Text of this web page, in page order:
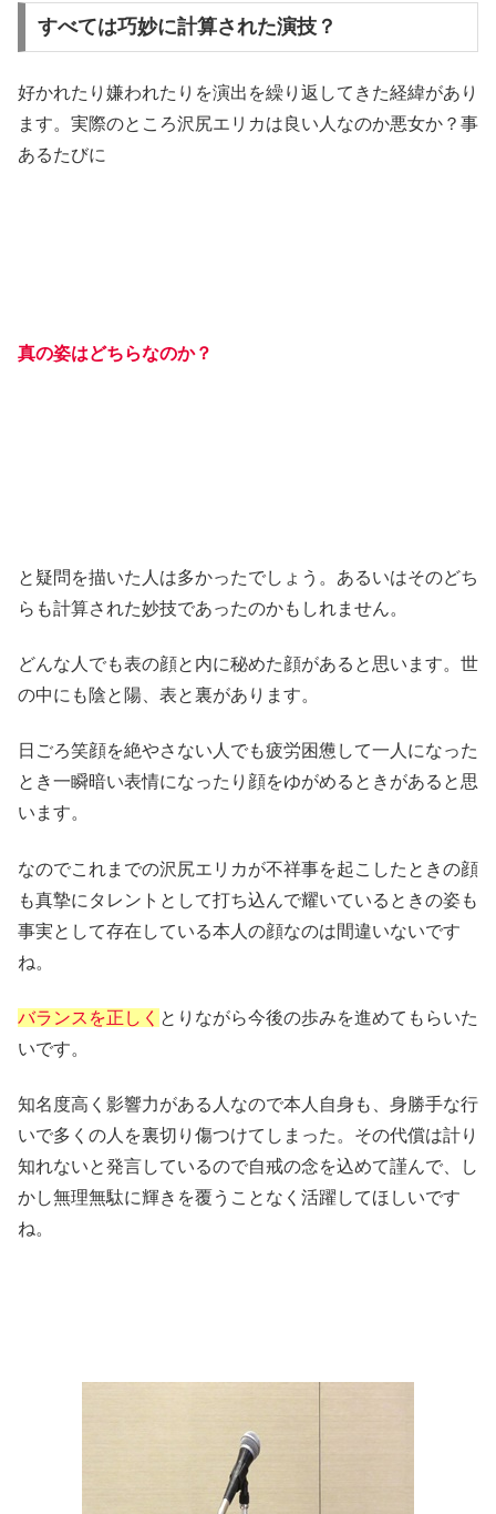
すべては巧妙に計算された演技？
好かれたり嫌われたりを演出を繰り返してきた経緯があり
ます。実際のところ沢尻エリカは良い人なのか悪女か？事
あるたびに
真の姿はどちらなのか？
と疑問を描いた人は多かったでしょう。あるいはそのどち
らも計算された妙技であったのかもしれません。
どんな人でも表の顔と内に秘めた顔があると思います。世
の中にも陰と陽、表と裏があります。
日ごろ笑顔を絶やさない人でも疲労困憊して一人になった
とき一瞬暗い表情になったり顔をゆがめるときがあると思
います。
なのでこれまでの沢尻エリカが不祥事を起こしたときの顔
も真摯にタレントとして打ち込んで耀いているときの姿も
事実として存在している本人の顔なのは間違いないです
ね。
バランスを正しく とりながら今後の歩みを進めてもらいた
いです。
知名度高く影響力がある人なので本人自身も、身勝手な行
いで多くの人を裏切り傷つけてしまった。その代償は計り
知れないと発言しているので自戒の念を込めて謹んで、し
かし無理無駄に輝きを覆うことなく活躍してほしいです
ね。